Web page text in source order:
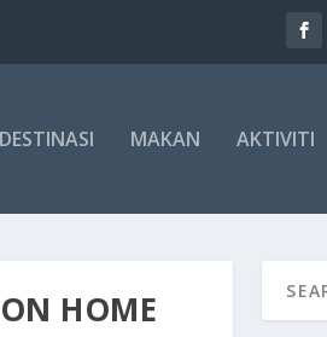
DESTINASI MAKAN AKTIVITI
HOME